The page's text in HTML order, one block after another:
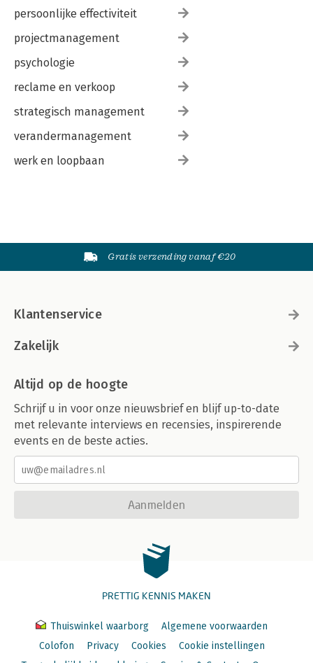
persoonlijke effectiviteit
projectmanagement
psychologie
reclame en verkoop
strategisch management
verandermanagement
werk en loopbaan
Gratis verzending vanaf €20
Klantenservice
Zakelijk
Altijd op de hoogte
Schrijf u in voor onze nieuwsbrief en blijf up-to-date
met relevante interviews en recensies, inspirerende
events en de beste acties.
Aanmelden
PRETTIG KENNIS MAKEN
Thuiswinkel waarborg
Algemene voorwaarden
Colofon
Privacy Cookies
Cookie instellingen